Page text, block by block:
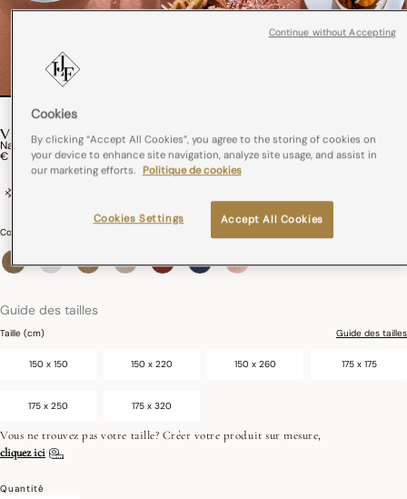
VEGETAL MOOD
Nappe Enduite Vegetal Mood Coton
€ 149,00
Couleurs :
Guide des tailles
Taille (cm) Guide des tailles
150 x 150 150 x 220 150 x 260 175 x 175
175 x 250 175 x 320
Vous ne trouvez pas votre taille? Créer votre produit sur mesure,
cliquez ici
Quantité
Cookies
By clicking “Accept All Cookies”, you agree to the storing of cookies on
your device to enhance site navigation, analyze site usage, and assist in
our marketing efforts. Politique de cookies
Accept All Cookies
Cookies Settings
Continue without Accepting